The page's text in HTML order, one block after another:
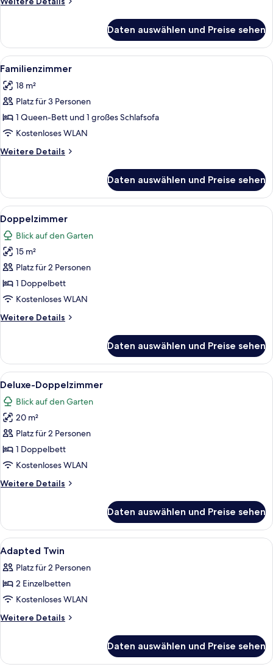
Einzelzimmer
Daten auswählen und Preise sehen
Alle
Fotos
für
Familienzimmer
anzeigen
Ein Hotelzimmer mit einem großen
5
Familienzimmer
18 m²
Platz für 3 Personen
1 Queen-Bett und 1 großes Schlafsofa
Kostenloses WLAN
Weitere Details
Weitere
Daten auswählen und Preise sehen
Alle
Fotos
für
Doppelzimmer
anzeigen
Ein Hotelzimmer mit einem großen
9
Doppelzimmer
Blick auf den Garten
15 m²
Platz für 2 Personen
1 Doppelbett
Kostenloses WLAN
Weitere Details
Weitere
Daten auswählen und Preise sehen
Alle
Fotos
für
Deluxe-
Doppelzimmer
anzeigen
Ein ordentlich eingerichtetes
11
Deluxe-Doppelzimmer
Blick auf den Garten
20 m²
Platz für 2 Personen
1 Doppelbett
Kostenloses WLAN
Weitere Details
Weitere
Doppelzimmer
Daten auswählen und Preise sehen
Alle
Fotos
für
Adapted
Twin
anzeigen
Ein Hotelzimmer mit zwei Betten,
6
Adapted Twin
Platz für 2 Personen
2 Einzelbetten
Kostenloses WLAN
Weitere Details
Weitere
Twin
Daten auswählen und Preise sehen